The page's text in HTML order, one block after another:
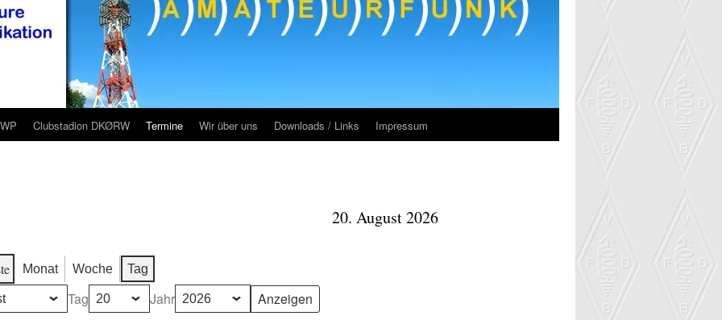
Clubstadion DKØRW Termine Wir über uns Downloads / Links Impressum
20. August 2026
Monat Woche Tag
Tag Jahr